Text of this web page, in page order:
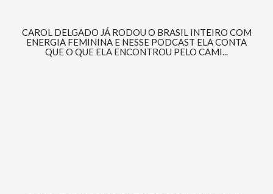
CAROL DELGADO JÁ RODOU O BRASIL INTEIRO COM
ENERGIA FEMININA E NESSE PODCAST ELA CONTA
QUE O QUE ELA ENCONTROU PELO CAMI...